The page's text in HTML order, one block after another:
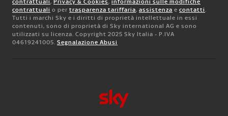
contrattuali, Privacy & Cookies, informazioni sulle modifiche
contrattuali o per trasparenza tariffaria, assistenza e contatti.
Tutti i marchi Sky e i diritti di proprietà intellettuale in essi
contenuti, sono di proprietà di Sky international AG e sono
utilizzati su licenza. Copyright 2025 Sky Italia - P.IVA
04619241005. Segnalazione Abusi